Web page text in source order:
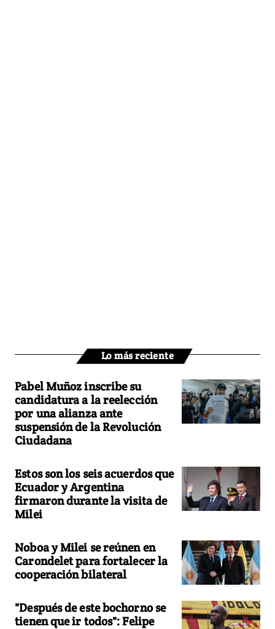
Lo más reciente
Pabel Muñoz inscribe su
candidatura a la reelección
por una alianza ante
suspensión de la Revolución
Ciudadana
Estos son los seis acuerdos que
Ecuador y Argentina
firmaron durante la visita de
Milei
Noboa y Milei se reúnen en
Carondelet para fortalecer la
cooperación bilateral
"Después de este bochorno se
tienen que ir todos": Felipe